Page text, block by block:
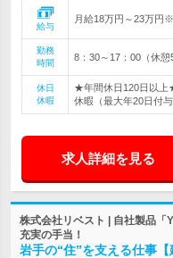
給与
月給18万円～23万円
勤務
時間
8：30～17：00（休
休日
休暇
★年間休日120日以上
休暇（最大年20日付
求人詳細を見る
株式会社リベスト | 自社製品
充実の手当！
岩手の“住”を支える仕事